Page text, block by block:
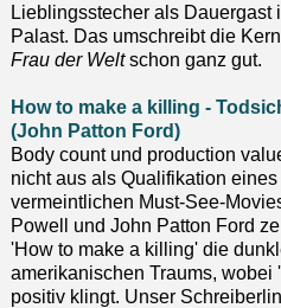
Lieblingsstecher als Dauergast
Palast. Das umschreibt die
Frau der Weltschon ganz gut.
How to make a killing -
(John Patton Ford)
Body count und production
nicht aus als Qualifikation eines
vermeintlichen Must-See-
Powell und John Patton Ford
'How to make a killing' die
amerikanischen Traums,
positiv klingt. Unser